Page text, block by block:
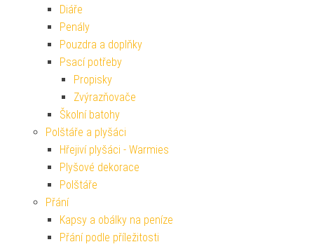
Diáře
Penály
Pouzdra a doplňky
Psací potřeby
Propisky
Zvýrazňovače
Školní batohy
Polštáře a plyšáci
Hřejiví plyšáci - Warmies
Plyšové dekorace
Polštáře
Přání
Kapsy a obálky na peníze
Přání podle příležitosti